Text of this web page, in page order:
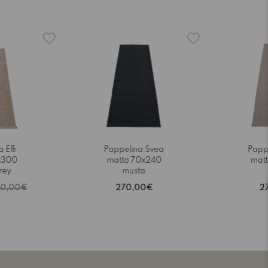
Effi
Pappelina Svea
matto 70x240
musta
270,00€